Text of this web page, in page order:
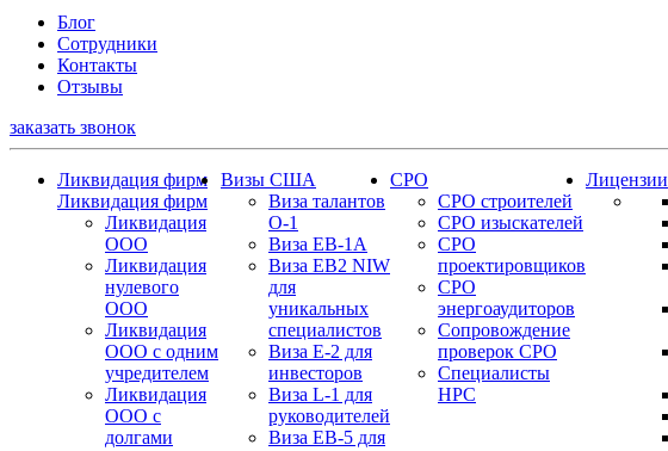
Блог
Сотрудники
Контакты
Отзывы
заказать звонок
Ликвидация фирм
Ликвидация фирм
Ликвидация
ООО
Ликвидация
нулевого
ООО
Ликвидация
ООО с одним
учредителем
Ликвидация
ООО с
долгами
Визы США
Виза талантов
О-1
Виза EB-1A
Виза EB2 NIW
для
уникальных
специалистов
Виза E-2 для
инвесторов
Виза L-1 для
руководителей
Виза EB-5 для
СРО
СРО строителей
СРО изыскателей
СРО
проектировщиков
СРО
энергоаудиторов
Сопровождение
проверок СРО
Специалисты
НРС
Лицензии